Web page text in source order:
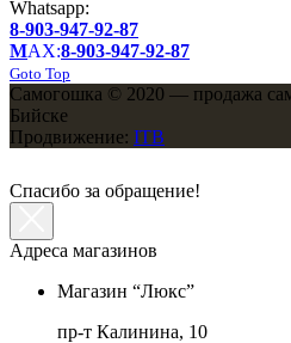
Whatsapp:
8-903-947-92-87
MAX:8-903-947-92-87
Goto Top
Самогошка © 2020 — продажа
Бийске
Продвижение: ITB
Спасибо за обращение!
Адреса магазинов
Магазин “Люкс”
пр-т Калинина, 10